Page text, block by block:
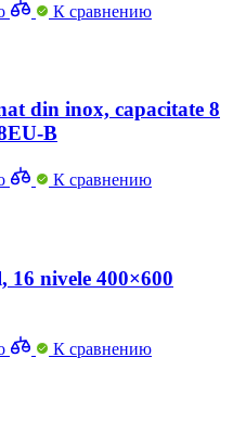
К сравнению
din inox, capacitate 8
B
К сравнению
nivele 400×600
К сравнению